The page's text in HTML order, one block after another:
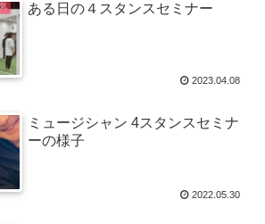
ある日の４スタンスセミナー
2023.04.08
ミュージシャン 4スタンスセミナ
ーの様子
2022.05.30